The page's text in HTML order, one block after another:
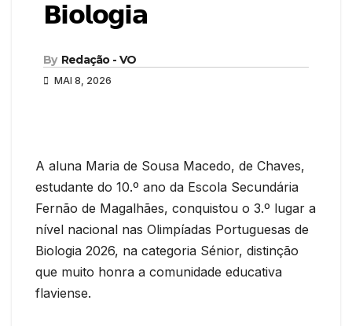
𝗕𝗶𝗼𝗹𝗼𝗴𝗶𝗮
By Redação - VO
MAI 8, 2026
A aluna Maria de Sousa Macedo, de Chaves,
estudante do 10.º ano da Escola Secundária
Fernão de Magalhães, conquistou o 3.º lugar a
nível nacional nas Olimpíadas Portuguesas de
Biologia 2026, na categoria Sénior, distinção
que muito honra a comunidade educativa
flaviense.